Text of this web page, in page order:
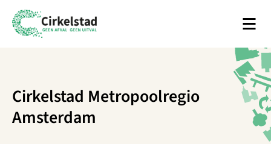
Menu
Cirkelstad Metropoolregio
Amsterdam